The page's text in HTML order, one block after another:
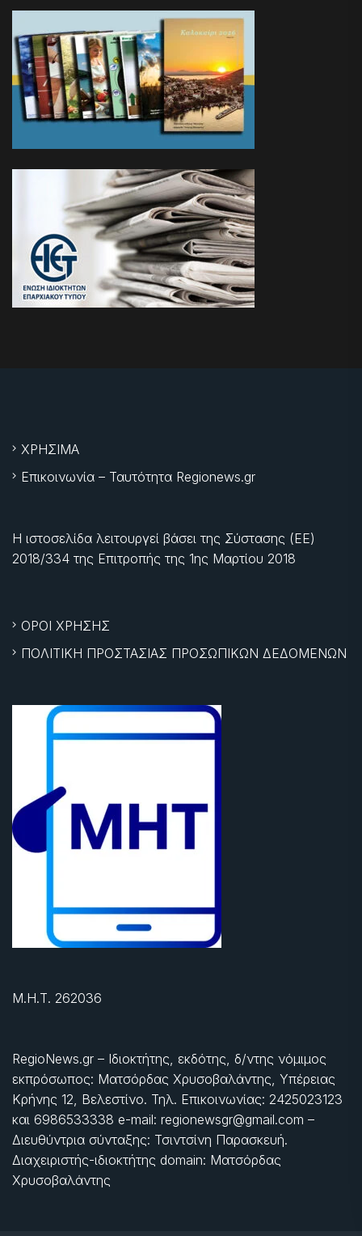
ΧΡΗΣΙΜΑ
Επικοινωνία – Ταυτότητα Regionews.gr
Η ιστοσελίδα λειτουργεί βάσει της Σύστασης (ΕΕ)
2018/334 της Επιτροπής της 1ης Μαρτίου 2018
ΟΡΟΙ ΧΡΗΣΗΣ
ΠΟΛΙΤΙΚΗ ΠΡΟΣΤΑΣΙΑΣ ΠΡΟΣΩΠΙΚΩΝ ΔΕΔΟΜΕΝΩΝ
Μ.Η.Τ. 262036
RegioNews.gr – Ιδιοκτήτης, εκδότης, δ/ντης νόμιμος
εκπρόσωπος: Ματσόρδας Χρυσοβαλάντης, Υπέρειας
Κρήνης 12, Βελεστίνο. Τηλ. Επικοινωνίας: 2425023123
και 6986533338 e-mail: regionewsgr@gmail.com –
Διευθύντρια σύνταξης: Τσιντσίνη Παρασκευή.
Διαχειριστής-ιδιοκτήτης domain: Ματσόρδας
Χρυσοβαλάντης